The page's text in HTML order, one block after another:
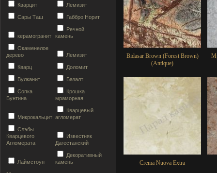
Кварцит Лемизит
Сары Таш Габбро Норит
керамогранит
Речной
камень
Окаменелое
дерево
Лемизит
Кварц Доломит
Вулканит Базалт
Сопка
Бунтина
Крошка
мраморная
Микрокальцит
Кварцевый
агломерат
Слэбы
Кварцевого
Агломерата
Известняк
Дагестанский
Лаймстоун
Декоративный
камень
Bidasar Brown (Forest Brown)
(Antique)
Crema Nuova Extra